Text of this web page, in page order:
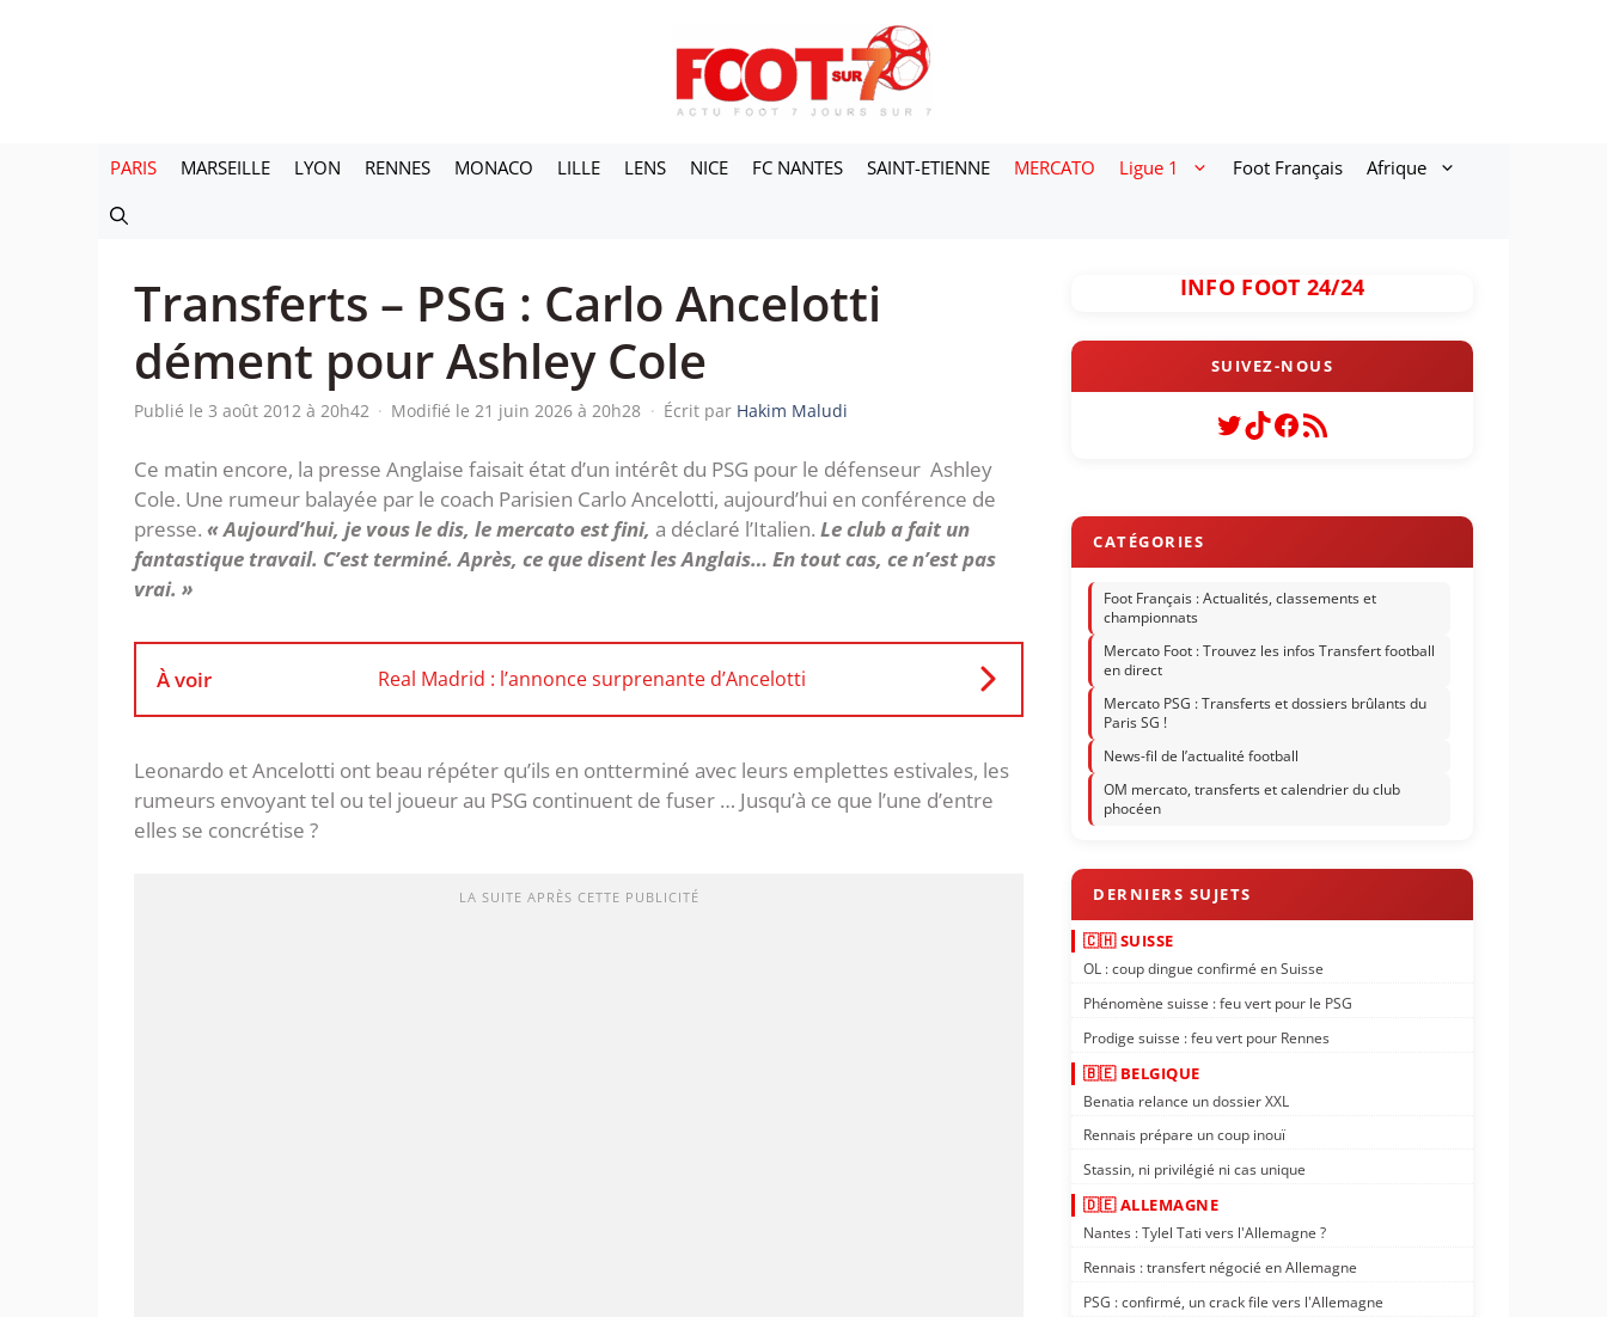
PARIS MARSEILLE LYON RENNES MONACO LILLE LENS NICE FC NANTES SAINT-ETIENNE MERCATO Ligue 1 Foot Français Afrique
Transferts – PSG : Carlo Ancelotti
dément pour Ashley Cole
Publié le 3 août 2012 à 20h42 · Modifié le 21 juin 2026 à 20h28 · Écrit par Hakim Maludi
Ce matin encore, la presse Anglaise faisait état d’un intérêt du PSG pour le défenseur Ashley
Cole. Une rumeur balayée par le coach Parisien Carlo Ancelotti, aujourd’hui en conférence de
presse. « Aujourd’hui, je vous le dis, le mercato est fini, a déclaré l’Italien. Le club a fait un
fantastique travail. C’est terminé. Après, ce que disent les Anglais… En tout cas, ce n’est pas
vrai. »
À voir Real Madrid : l’annonce surprenante d’Ancelotti
Leonardo et Ancelotti ont beau répéter qu’ils en ontterminé avec leurs emplettes estivales, les
rumeurs envoyant tel ou tel joueur au PSG continuent de fuser … Jusqu’à ce que l’une d’entre
elles se concrétise ?
LA SUITE APRÈS CETTE PUBLICITÉ
INFO FOOT 24/24
Twitter
TikTok
Facebook
Flux RSS
Foot Français : Actualités, classements et
championnats
Mercato Foot : Trouvez les infos Transfert football
en direct
Mercato PSG : Transferts et dossiers brûlants du
Paris SG !
News-fil de l’actualité football
OM mercato, transferts et calendrier du club
phocéen
🇨🇭 SUISSE
OL : coup dingue confirmé en Suisse
Phénomène suisse : feu vert pour le PSG
Prodige suisse : feu vert pour Rennes
🇧🇪 BELGIQUE
Benatia relance un dossier XXL
Rennais prépare un coup inouï
Stassin, ni privilégié ni cas unique
🇩🇪 ALLEMAGNE
Nantes : Tylel Tati vers l'Allemagne ?
Rennais : transfert négocié en Allemagne
PSG : confirmé, un crack file vers l'Allemagne